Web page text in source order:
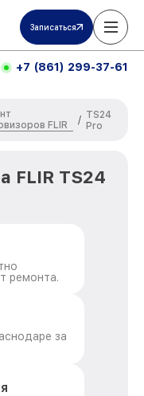
Записаться
+7 (861) 299-37-61
FLIR
/ TS24
Pro
FLIR TS24
ремонта.
за